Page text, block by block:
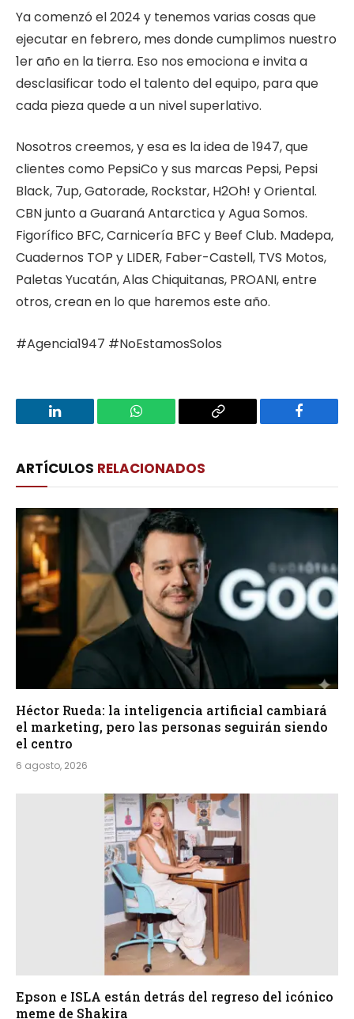
Ya comenzó el 2024 y tenemos varias cosas que
ejecutar en febrero, mes donde cumplimos nuestro
1er año en la tierra. Eso nos emociona e invita a
desclasificar todo el talento del equipo, para que
cada pieza quede a un nivel superlativo.
Nosotros creemos, y esa es la idea de 1947, que
clientes como PepsiCo y sus marcas Pepsi, Pepsi
Black, 7up, Gatorade, Rockstar, H2Oh! y Oriental.
CBN junto a Guaraná Antarctica y Agua Somos.
Figorífico BFC, Carnicería BFC y Beef Club. Madepa,
Cuadernos TOP y LIDER, Faber-Castell, TVS Motos,
Paletas Yucatán, Alas Chiquitanas, PROANI, entre
otros, crean en lo que haremos este año.
#Agencia1947 #NoEstamosSolos
LinkedIn WhatsApp
Copy
Facebook
ARTÍCULOS RELACIONADOS
Héctor Rueda: la inteligencia artificial cambiará
el marketing, pero las personas seguirán siendo
el centro
6 agosto, 2026
Epson e ISLA están detrás del regreso del icónico
meme de Shakira